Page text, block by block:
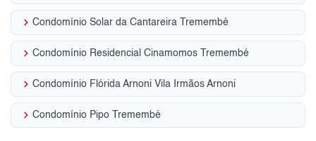
keyboard_arrow_right Condomínio Solar da Cantareira Tremembé
keyboard_arrow_right Condomínio Residencial Cinamomos Tremembé
keyboard_arrow_right Condomínio Flórida Arnoni Vila Irmãos Arnoni
keyboard_arrow_right Condomínio Pipo Tremembé